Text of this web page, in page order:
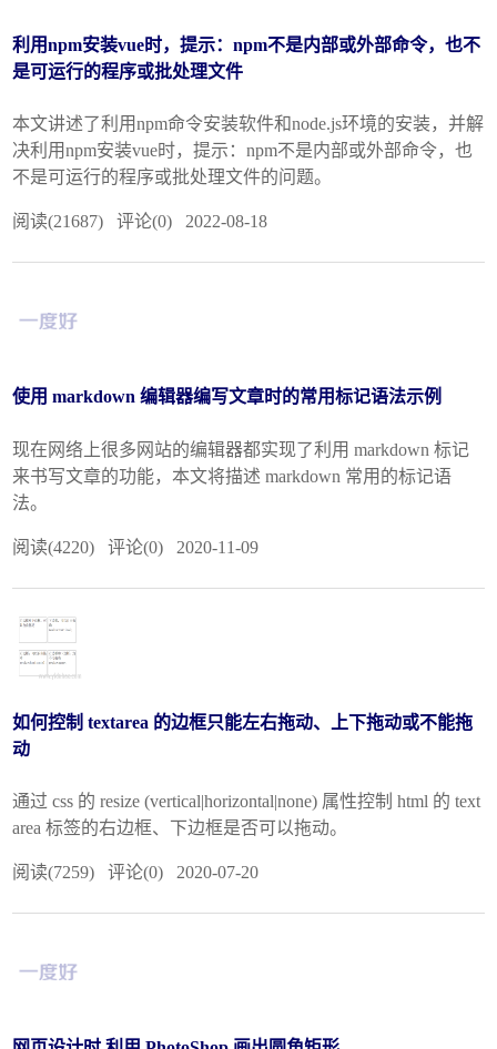
利用npm安装vue时，提示：npm不是内部或外部命令，也不
是可运行的程序或批处理文件
本文讲述了利用npm命令安装软件和node.js环境的安装，并解
决利用npm安装vue时，提示：npm不是内部或外部命令，也
不是可运行的程序或批处理文件的问题。
阅读(21687) 评论(0) 2022-08-18
使用 markdown 编辑器编写文章时的常用标记语法示例
现在网络上很多网站的编辑器都实现了利用 markdown 标记
来书写文章的功能，本文将描述 markdown 常用的标记语
法。
阅读(4220) 评论(0) 2020-11-09
如何控制 textarea 的边框只能左右拖动、上下拖动或不能拖
动
通过 css 的 resize (vertical|horizontal|none) 属性控制 html 的 text
area 标签的右边框、下边框是否可以拖动。
阅读(7259) 评论(0) 2020-07-20